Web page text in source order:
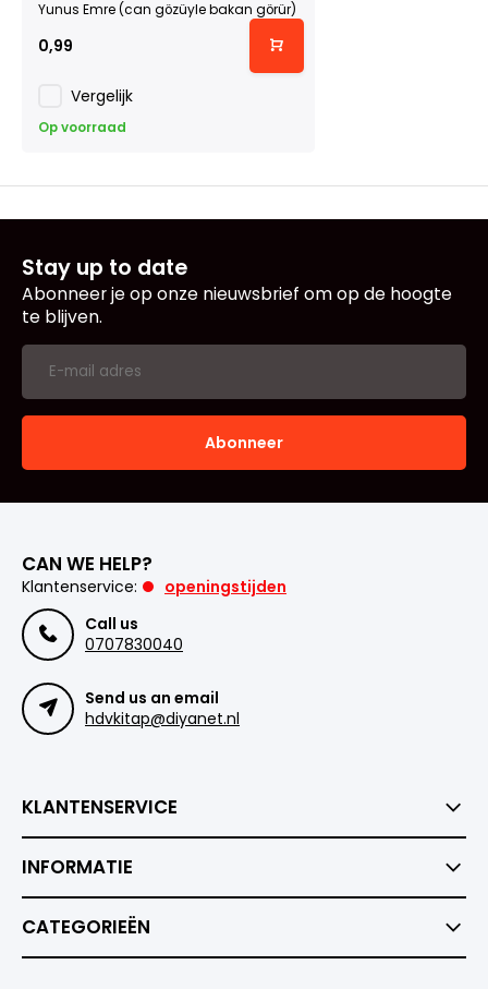
Yunus Emre (can gözüyle bakan görür)
0,99
Vergelijk
Op voorraad
Stay up to date
Abonneer je op onze nieuwsbrief om op de hoogte
te blijven.
Abonneer
CAN WE HELP?
Klantenservice:
openingstijden
Call us
0707830040
Send us an email
hdvkitap@diyanet.nl
KLANTENSERVICE
INFORMATIE
CATEGORIEËN